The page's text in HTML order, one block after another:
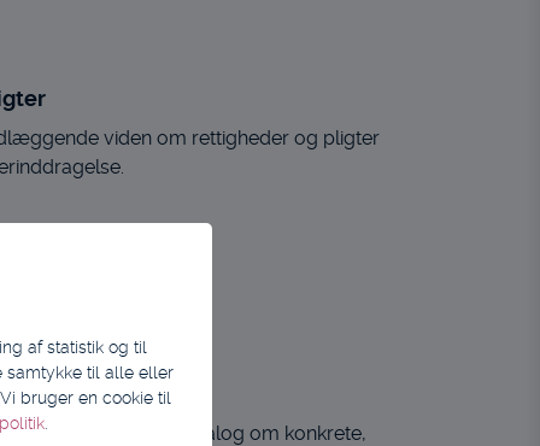
viden om rettigheder og pligter
af spørgsmål og dialog om konkrete,
af statistik og til
samtykke til alle eller
bruger en cookie til